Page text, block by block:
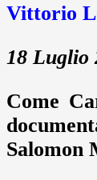
Vittorio
18 Luglio
Come
Salomon